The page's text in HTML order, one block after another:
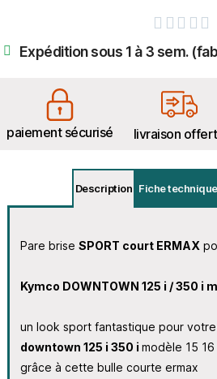
    
Expédition sous 1 à 3 sem.
paiement sécurisé livraison
Description Fiche technique
Pare brise SPORT court ERMAX
Kymco DOWNTOWN 125 i / 350 i
un look sport fantastique pour
downtown 125 i 350 i modèle 15 16
grâce à cette bulle courte ermax